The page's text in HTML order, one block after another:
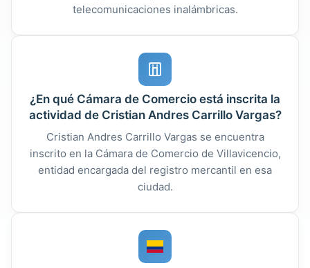
telecomunicaciones inalámbricas.
¿En qué Cámara de Comercio está inscrita la
actividad de Cristian Andres Carrillo Vargas?
Cristian Andres Carrillo Vargas se encuentra
inscrito en la Cámara de Comercio de Villavicencio,
entidad encargada del registro mercantil en esa
ciudad.